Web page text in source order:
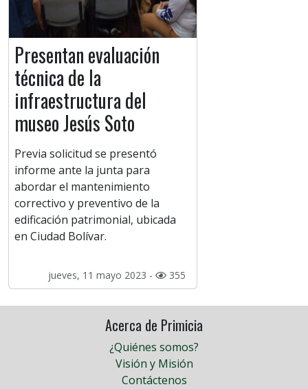
Presentan evaluación
técnica de la
infraestructura del
museo Jesús Soto
Previa solicitud se presentó
informe ante la junta para
abordar el mantenimiento
correctivo y preventivo de la
edificación patrimonial, ubicada
en Ciudad Bolívar.
jueves, 11 mayo 2023 - 355
Acerca de Primicia
¿Quiénes somos?
Visión y Misión
Contáctenos